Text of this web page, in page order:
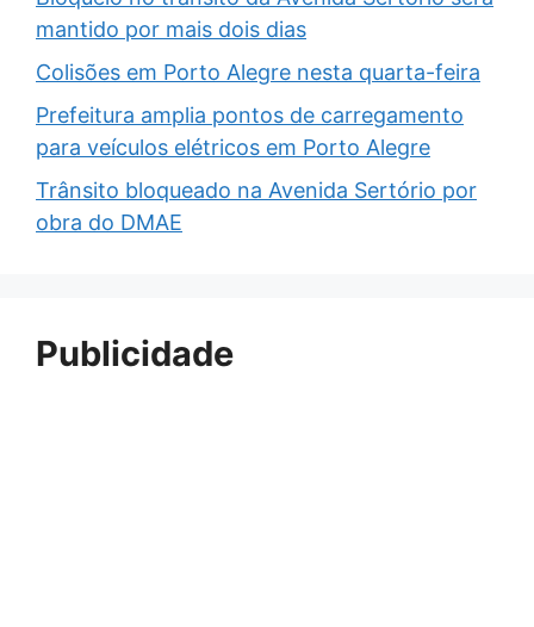
mantido por mais dois dias
Colisões em Porto Alegre nesta quarta-feira
Prefeitura amplia pontos de carregamento
para veículos elétricos em Porto Alegre
Trânsito bloqueado na Avenida Sertório por
obra do DMAE
Publicidade